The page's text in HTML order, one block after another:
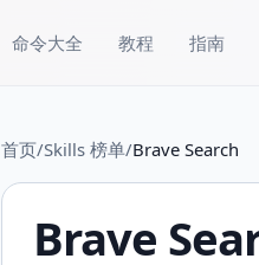
命令大全 教程 指南
首页/Skills 榜单/Brave Search
Brave